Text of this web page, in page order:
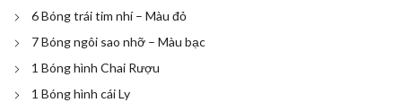
6 Bóng trái tim nhí – Màu đỏ
7 Bóng ngôi sao nhỡ – Màu bạc
1 Bóng hình Chai Rượu
1 Bóng hình cái Ly